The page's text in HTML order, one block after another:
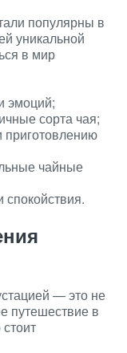
популярны в
уникальной
в мир
эмоций;
сорта чая;
приготовлению
чайные
— это не
путешествие в